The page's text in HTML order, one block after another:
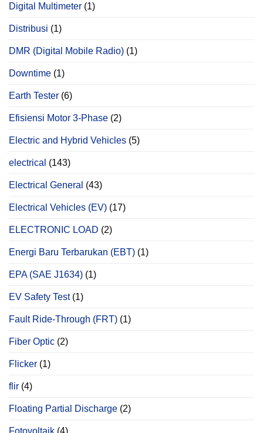
Digital Multimeter (1)
Distribusi (1)
DMR (Digital Mobile Radio) (1)
Downtime (1)
Earth Tester (6)
Efisiensi Motor 3-Phase (2)
Electric and Hybrid Vehicles (5)
electrical (143)
Electrical General (43)
Electrical Vehicles (EV) (17)
ELECTRONIC LOAD (2)
Energi Baru Terbarukan (EBT) (1)
EPA (SAE J1634) (1)
EV Safety Test(1)
Fault Ride-Through (FRT) (1)
Fiber Optic (2)
Flicker (1)
flir (4)
Floating Partial Discharge (2)
Fotovoltaik (4)